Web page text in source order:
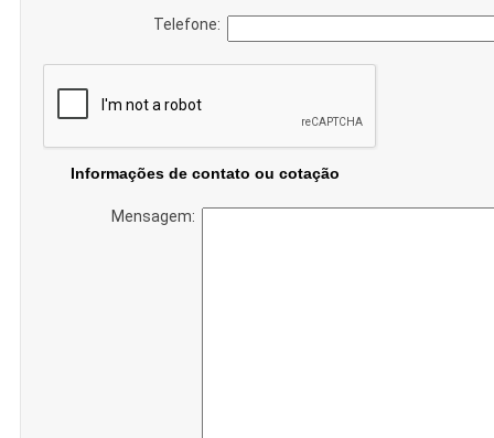
Telefone:
Informações de contato ou cotação
Mensagem: